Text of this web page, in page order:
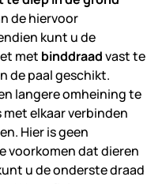
de hiervoor
kunt u de
met binddraadvast te
de paal geschikt.
langere omheining te
elkaar verbinden
Hier is geen
voorkomen dat dieren
u de onderste draad